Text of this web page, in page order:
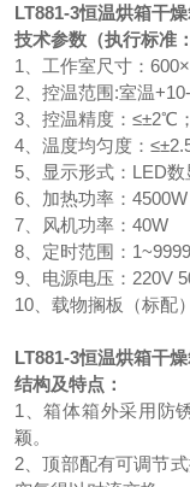
LT881-3恒温烘箱干
技术参数（执行标准
1、工作室尺寸：
2、控温范围:室温
3、控温精度：≤±2℃；
4、温度均匀度：
5、显示形式：LED数
6、加热功率：4500W
7、风机功率：40W
8、定时范围：
9、电源电压：220V
10、载物搁板（标配
LT881-3恒温烘箱干燥
结构及特点：
1、箱体箱外采用防
颖。
2、顶部配有可调节